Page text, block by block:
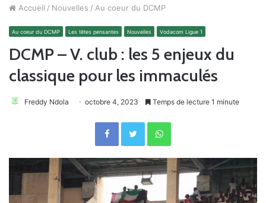
Accueil / Nouvelles / Au coeur du DCMP
Au coeur du DCMP Les têtes pensantes Nouvelles Vodacom Ligue 1
DCMP – V. club : les 5 enjeux du
classique pour les immaculés
Freddy Ndola octobre 4, 2023 Temps de lecture 1 minute
FacebookTwitterWhatsApp